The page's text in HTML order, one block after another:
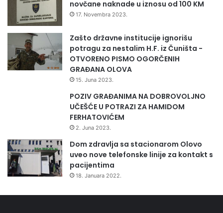
novčane naknade u iznosu od 100 KM
17. Novembra 2023.
Zašto državne institucije ignorišu
potragu za nestalim H.F. iz Čuništa -
OTVORENO PISMO OGORČENIH
GRAĐANA OLOVA
15. Juna 2023.
POZIV GRAĐANIMA NA DOBROVOLJNO
UČEŠĆE U POTRAZI ZA HAMIDOM
FERHATOVIĆEM
2. Juna 2023.
Dom zdravlja sa stacionarom Olovo
uveo nove telefonske linije za kontakt s
pacijentima
18. Januara 2022.